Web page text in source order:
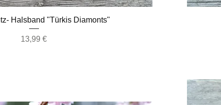
Schnellansicht
Halsband "Türkis Diamonts"
Preis
13,99 €